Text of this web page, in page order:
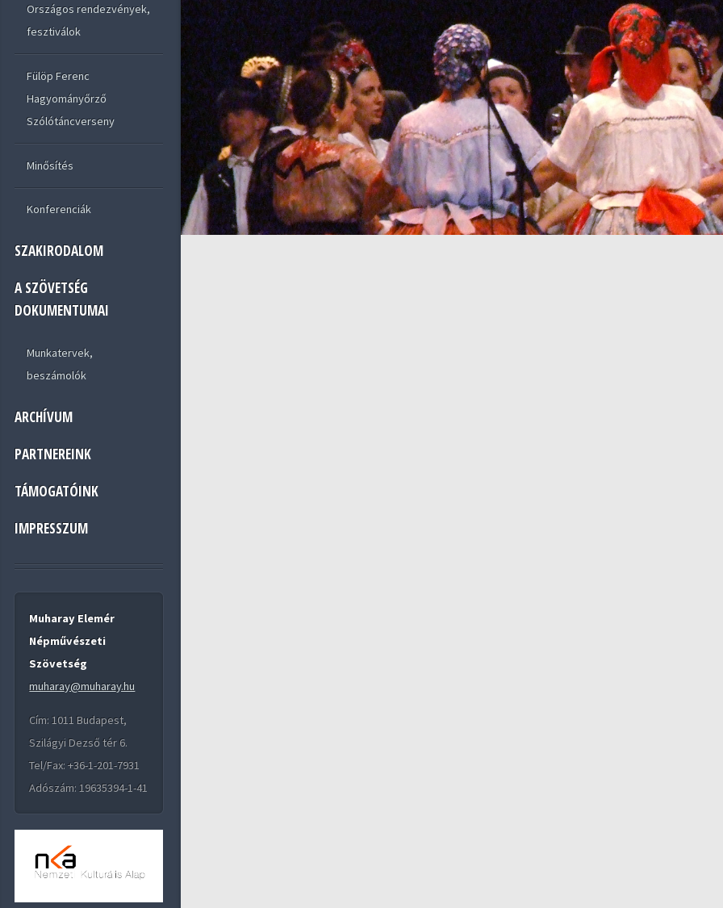
Országos rendezvények,
fesztiválok
Fülöp Ferenc
Hagyományőrző
Szólótáncverseny
Minősítés
Konferenciák
SZAKIRODALOM
A SZÖVETSÉG
DOKUMENTUMAI
Munkatervek,
beszámolók
ARCHÍVUM
PARTNEREINK
TÁMOGATÓINK
IMPRESSZUM
Muharay Elemér
Népművészeti
Szövetség
muharay@muharay.hu
Cím: 1011 Budapest,
Szilágyi Dezső tér 6.
Tel/Fax: +36-1-201-7931
Adószám: 19635394-1-41